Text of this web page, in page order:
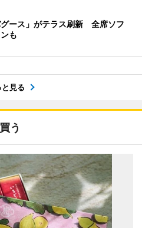
ース」がテラス刷新 全席ソフ
も
と見る
買う